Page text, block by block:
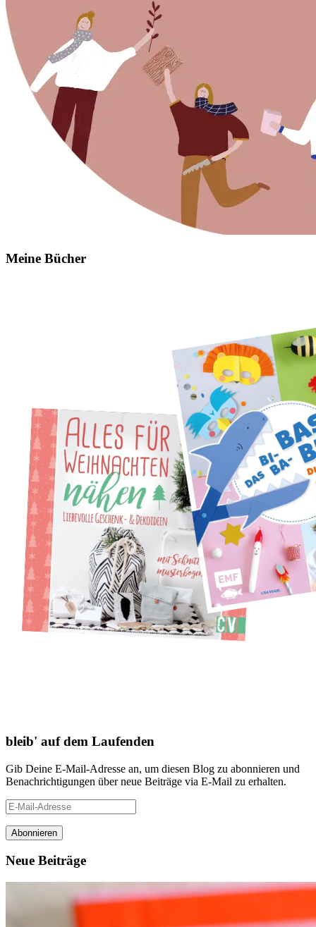
Meine Bücher
bleib' auf dem Laufenden
Gib Deine E-Mail-Adresse an, um diesen Blog zu abonnieren und
Benachrichtigungen über neue Beiträge via E-Mail zu erhalten.
E-
Mail-
Adresse
Neue Beiträge